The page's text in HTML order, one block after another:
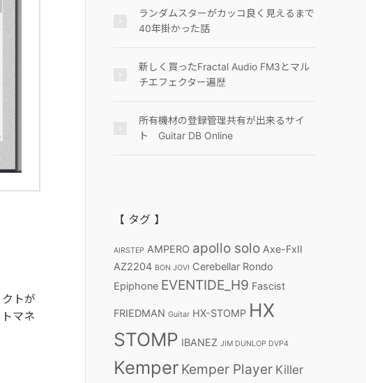
トが
マネ
ランダムスターがカッコ良く見えるまで
40年掛かった話
新しく買ったFractal Audio FM3とマル
チエフェクター遍歴
所有機材の登録管理共有が出来るサイ
ト Guitar DB Online
【 タグ 】
AIRSTEP AMPERO apollo solo Axe-FxII
AZ2204 BON JOVI Cerebellar Rondo
Epiphone EVENTIDE_H9 Fascist
FRIEDMAN Guitar HX-STOMP HX
STOMP IBANEZ JIM DUNLOP DVP4
Kemper Kemper Player Killer